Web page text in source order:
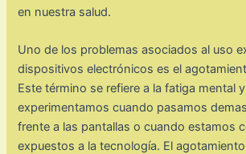
en nuestra salud.
Uno de los problemas asociados al uso
dispositivos electrónicos es el
Este término se refiere a la fatiga mental
experimentamos cuando pasamos
frente a las pantallas o cuando estamos
expuestos a la tecnología. El